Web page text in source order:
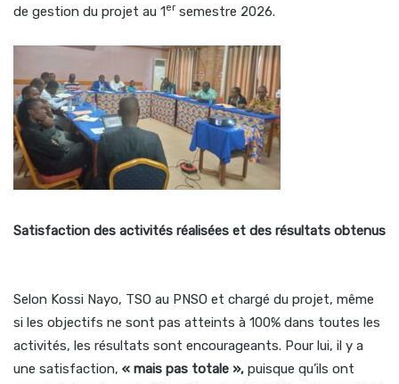
de gestion du projet au 1ersemestre 2026.
Satisfaction des activités réalisées et des résultats obtenus
Selon Kossi Nayo, TSO au PNSO et chargé du projet, même
si les objectifs ne sont pas atteints à 100% dans toutes les
activités, les résultats sont encourageants. Pour lui, il y a
une satisfaction, « mais pas totale », puisque qu’ils ont